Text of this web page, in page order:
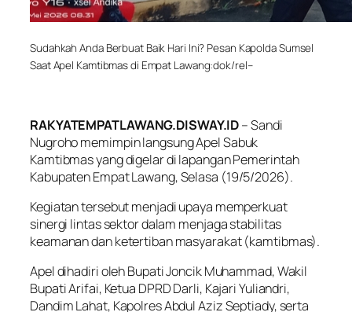
Sudahkah Anda Berbuat Baik Hari Ini? Pesan Kapolda Sumsel
Saat Apel Kamtibmas di Empat Lawang:dok/rel–
RAKYATEMPATLAWANG.DISWAY.ID– Sandi
Nugroho memimpin langsung Apel Sabuk
Kamtibmas yang digelar di lapangan Pemerintah
Kabupaten Empat Lawang, Selasa (19/5/2026).
Kegiatan tersebut menjadi upaya memperkuat
sinergi lintas sektor dalam menjaga stabilitas
keamanan dan ketertiban masyarakat (kamtibmas).
Apel dihadiri oleh Bupati Joncik Muhammad, Wakil
Bupati Arifai, Ketua DPRD Darli, Kajari Yuliandri,
Dandim Lahat, Kapolres Abdul Aziz Septiady, serta